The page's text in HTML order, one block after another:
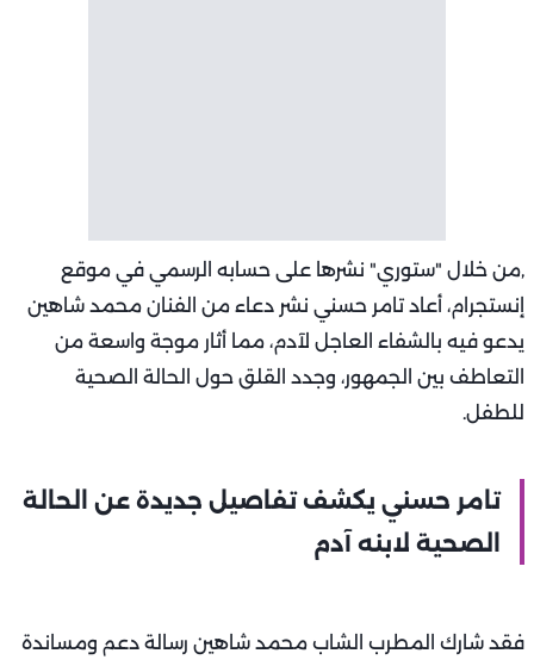
,من خلال "ستوري" نشرها على حسابه الرسمي في موقع
إنستجرام، أعاد تامر حسني نشر دعاء من الفنان محمد شاهين
يدعو فيه بالشفاء العاجل لآدم، مما أثار موجة واسعة من
التعاطف بين الجمهور، وجدد القلق حول الحالة الصحية
للطفل.
تامر حسني يكشف تفاصيل جديدة عن الحالة
الصحية لابنه آدم
فقد شارك المطرب الشاب محمد شاهين رسالة دعم ومساندة